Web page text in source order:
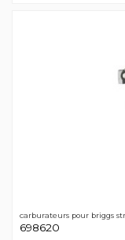
carburateurs pour briggs
698620